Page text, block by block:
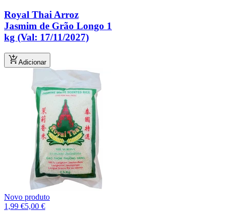
Royal Thai Arroz
Jasmim de Grão Longo 1
kg (Val: 17/11/2027)
Adicionar
Novo produto
1,99 €5,00 €